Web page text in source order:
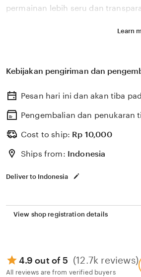
permainan lebih seru dan
Learn
Kebijakan pengiriman dan
Pesan hari ini dan akan tiba
Pengembalian dan penukaran
Cost to ship: Rp 10,000
Ships from: Indonesia
Deliver to Indonesia
View shop registration details
4.9 out of 5 (12.7k reviews)
All reviews are from verified buyers